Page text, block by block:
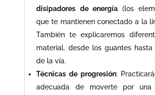
disipadores de energía(los
que te mantienen conectado a la
También te explicaremos
material, desde los guantes hasta
de la vía.
Técnicas de progresión:
adecuada de moverte por una